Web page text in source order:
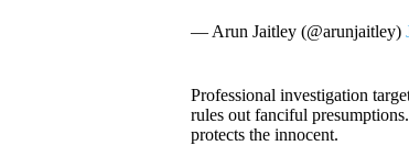
— Arun Jaitley (@arunjaitley)
Professional investigation
rules out fanciful
protects the innocent.